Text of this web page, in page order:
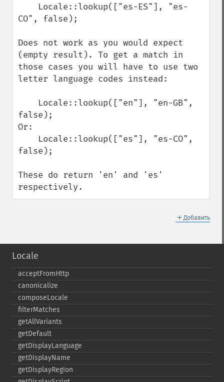
CO", false);
Does not work as you would expect
(empty result). To get a match in
those cases you will have to use two
letter language codes instead:
false);
Or:
false);
These do return 'en' and 'es'
respectively.
＋ Добавить
Locale
acceptFromHttp
canonicalize
composeLocale
filterMatches
getAllVariants
getDefault
getDisplayLanguage
getDisplayName
getDisplayRegion